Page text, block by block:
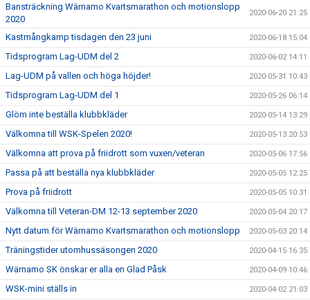
Bansträckning Wärnamo Kvartsmarathon och motionslopp
2020
2020-06-20 21:25
Kastmångkamp tisdagen den 23 juni 2020-06-18 15:04
Tidsprogram Lag-UDM del 2 2020-06-02 14:11
Lag-UDM på vallen och höga höjder! 2020-05-31 10:43
Tidsprogram Lag-UDM del 1 2020-05-26 06:14
Glöm inte beställa klubbkläder 2020-05-14 13:29
Välkomna till WSK-Spelen 2020! 2020-05-13 20:53
Välkomna att prova på friidrott som vuxen/veteran 2020-05-06 17:56
Passa på att beställa nya klubbkläder 2020-05-05 12:25
Prova på friidrott 2020-05-05 10:31
Välkomna till Veteran-DM 12-13 september 2020 2020-05-04 20:17
Nytt datum för Wärnamo Kvartsmarathon och motionslopp 2020-05-03 20:14
Träningstider utomhussäsongen 2020 2020-04-15 16:35
Wärnamo SK önskar er alla en Glad Påsk 2020-04-09 10:46
WSK-mini ställs in 2020-04-02 21:03